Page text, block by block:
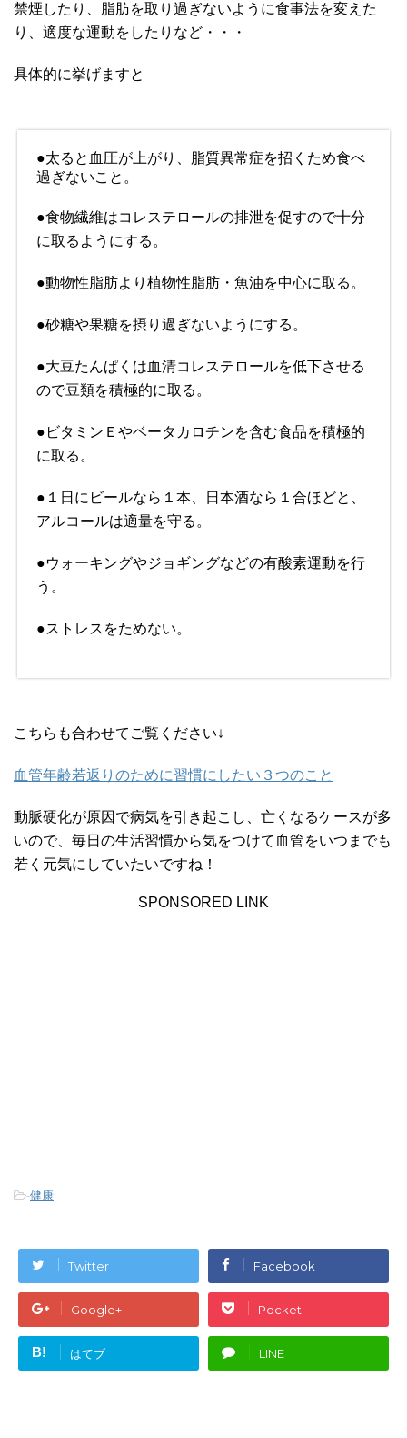
禁煙したり、脂肪を取り過ぎないように食事法を変えた
り、適度な運動をしたりなど・・・
具体的に挙げますと
●太ると血圧が上がり、脂質異常症を招くため食べ
過ぎないこと。
●食物繊維はコレステロールの排泄を促すので十分
に取るようにする。
●動物性脂肪より植物性脂肪・魚油を中心に取る。
●砂糖や果糖を摂り過ぎないようにする。
●大豆たんぱくは血清コレステロールを低下させる
ので豆類を積極的に取る。
●ビタミンＥやベータカロチンを含む食品を積極的
に取る。
●１日にビールなら１本、日本酒なら１合ほどと、
アルコールは適量を守る。
●ウォーキングやジョギングなどの有酸素運動を行
う。
●ストレスをためない。
こちらも合わせてご覧ください↓
血管年齢若返りのために習慣にしたい３つのこと
動脈硬化が原因で病気を引き起こし、亡くなるケースが多
いので、毎日の生活習慣から気をつけて血管をいつまでも
若く元気にしていたいですね！
SPONSORED LINK
-健康
Twitter Facebook
Google+ Pocket
B! はてブ LINE